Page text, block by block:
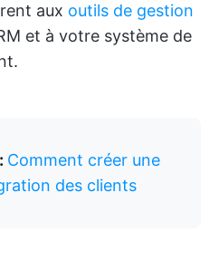
aux outils de gestion
et à votre système de
Comment créer une
des clients